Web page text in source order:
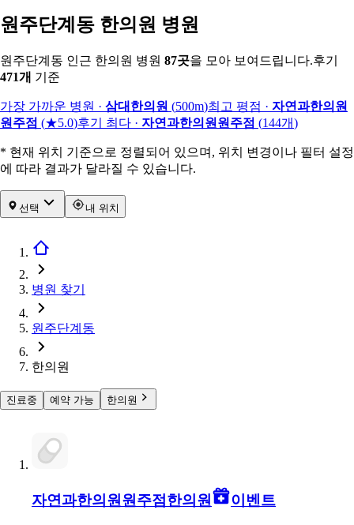
원주단계동 한의원 병원
원주단계동 인근 한의원 병원 87곳을 모아 보여드립니다.후기
471개 기준
가장 가까운 병원 · 삼대한의원 (500m)최고 평점 · 자연과한의원
원주점 (★5.0)후기 최다 · 자연과한의원원주점 (144개)
* 현재 위치 기준으로 정렬되어 있으며, 위치 변경이나 필터 설정
에 따라 결과가 달라질 수 있습니다.
선택 내 위치
병원 찾기
원주단계동
한의원
진료중 예약 가능 한의원
자연과한의원원주점한의원 이벤트